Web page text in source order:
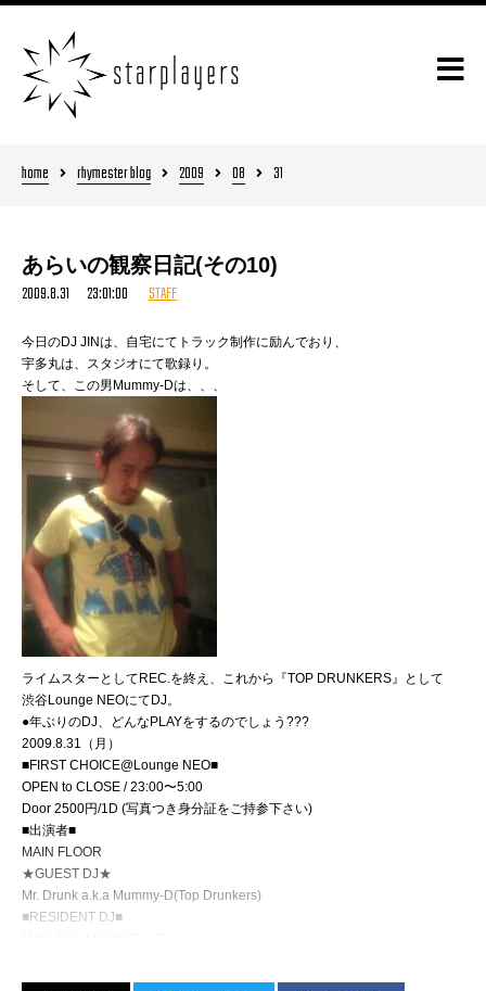
home rhymester blog 2009 08 31
あらいの観察日記(その10)
2009.8.31 23:01:00 STAFF
今日のDJ JINは、自宅にてトラック制作に励んでおり、
宇多丸は、スタジオにて歌録り。
そして、この男Mummy-Dは、、、
ライムスターとしてREC.を終え、これから『TOP DRUNKERS』として
渋谷Lounge NEOにてDJ。
●年ぶりのDJ、どんなPLAYをするのでしょう???
2009.8.31（月）
■FIRST CHOICE@Lounge NEO■
OPEN to CLOSE / 23:00〜5:00
Door 2500円/1D (写真つき身分証をご持参下さい)
■出演者■
MAIN FLOOR
★GUEST DJ★
Mr. Drunk a.k.a Mummy-D(Top Drunkers)
■RESIDENT DJ■
■DJ■